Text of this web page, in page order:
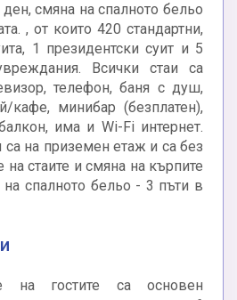
смяна на спалното бельо
, от които 420 стандартни,
1 президентски суит и 5
Всички стаи са
телефон, баня с душ,
кафе, минибар (безплатен),
има и Wi-Fi интернет.
са на приземен етаж и са без
на стаите и смяна на кърпите
спалното бельо - 3 пъти в
на гостите са основен